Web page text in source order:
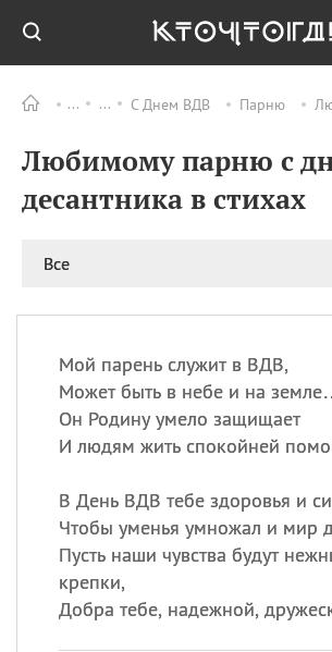
С Днем ВДВ Парню
Любимому парню с
десантника в стихах
Все
Мой парень служит в ВДВ,
Может быть в небе и на
Он Родину умело защищает
И людям жить спокойней
В День ВДВ тебе здоровья и
Чтобы уменья умножал и мир
Пусть наши чувства будут
крепки,
Добра тебе, надежной,
ПРАЗДНИКИ
06.08
07.08 День
маяка
ИМЕНА